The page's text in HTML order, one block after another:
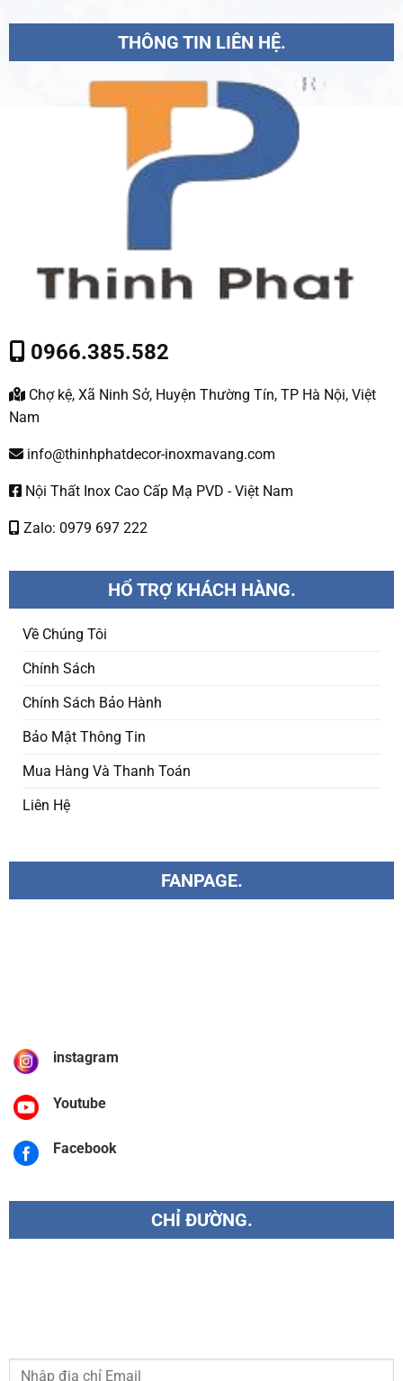
THÔNG TIN LIÊN HỆ.
0966.385.582
Chợ kệ, Xã Ninh Sở, Huyện Thường Tín, TP Hà Nội, Việt
Nam
info@thinhphatdecor-inoxmavang.com
Nội Thất Inox Cao Cấp Mạ PVD - Việt Nam
Zalo: 0979 697 222
HỔ TRỢ KHÁCH HÀNG.
Về Chúng Tôi
Chính Sách
Chính Sách Bảo Hành
Bảo Mật Thông Tin
Mua Hàng Và Thanh Toán
Liên Hệ
FANPAGE.
instagram
Youtube
Facebook
CHỈ ĐƯỜNG.